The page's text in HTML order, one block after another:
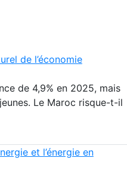
de l’économie
de 4,9% en 2025, mais
Le Maroc risque-t-il
et l’énergie en